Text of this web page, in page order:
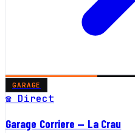
GARAGE
☎ Direct
Garage Corriere — La Crau